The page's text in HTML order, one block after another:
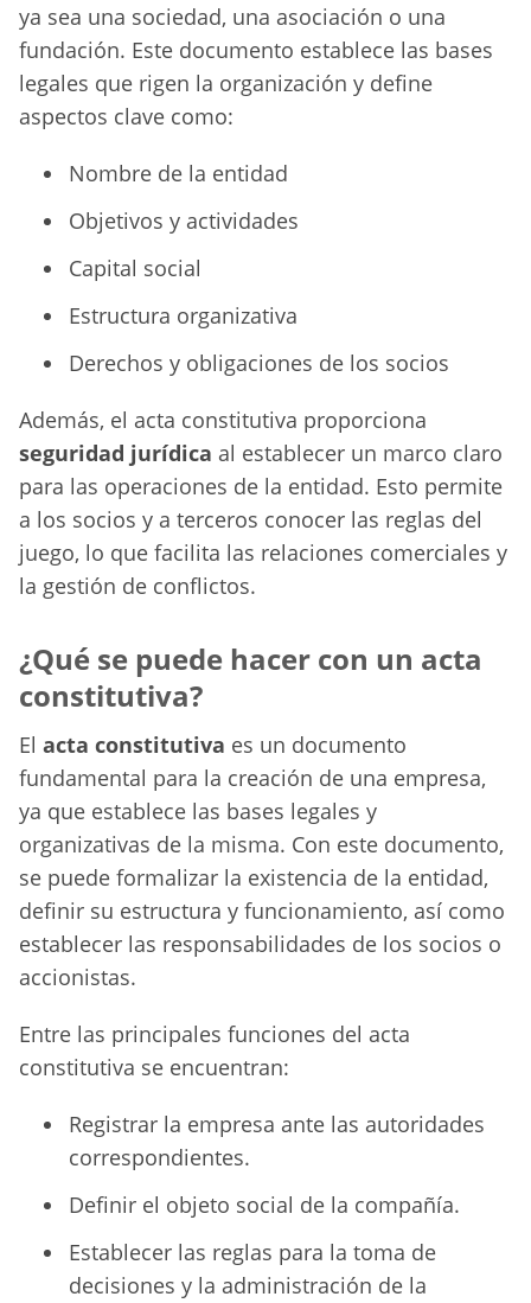
ya sea una sociedad, una asociación o una
fundación. Este documento establece las bases
legales que rigen la organización y define
aspectos clave como:
Nombre de la entidad
Objetivos y actividades
Capital social
Estructura organizativa
Derechos y obligaciones de los socios
Además, el acta constitutiva proporciona
seguridad jurídica al establecer un marco claro
para las operaciones de la entidad. Esto permite
a los socios y a terceros conocer las reglas del
juego, lo que facilita las relaciones comerciales y
la gestión de conflictos.
¿Qué se puede hacer con un acta
constitutiva?
El acta constitutiva es un documento
fundamental para la creación de una empresa,
ya que establece las bases legales y
organizativas de la misma. Con este documento,
se puede formalizar la existencia de la entidad,
definir su estructura y funcionamiento, así como
establecer las responsabilidades de los socios o
accionistas.
Entre las principales funciones del acta
constitutiva se encuentran:
Registrar la empresa ante las autoridades
correspondientes.
Definir el objeto social de la compañía.
Establecer las reglas para la toma de
decisiones y la administración de la